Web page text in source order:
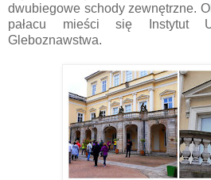
dwubiegowe schody zewnętrzne.
pałacu mieści się Instytut
Gleboznawstwa.